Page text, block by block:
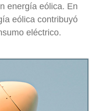
energía eólica. En
eólica contribuyó
eléctrico.